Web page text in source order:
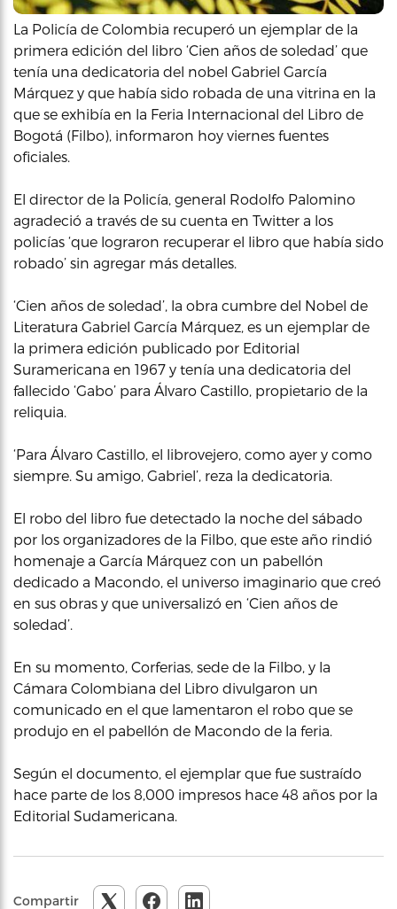
La Policía de Colombia recuperó un ejemplar de la
primera edición del libro ‘Cien años de soledad’ que
tenía una dedicatoria del nobel Gabriel García
Márquez y que había sido robada de una vitrina en la
que se exhibía en la Feria Internacional del Libro de
Bogotá (Filbo), informaron hoy viernes fuentes
oficiales.
El director de la Policía, general Rodolfo Palomino
agradeció a través de su cuenta en Twitter a los
policías ‘que lograron recuperar el libro que había sido
robado’ sin agregar más detalles.
‘Cien años de soledad’, la obra cumbre del Nobel de
Literatura Gabriel García Márquez, es un ejemplar de
la primera edición publicado por Editorial
Suramericana en 1967 y tenía una dedicatoria del
fallecido ‘Gabo’ para Álvaro Castillo, propietario de la
reliquia.
‘Para Álvaro Castillo, el librovejero, como ayer y como
siempre. Su amigo, Gabriel’, reza la dedicatoria.
El robo del libro fue detectado la noche del sábado
por los organizadores de la Filbo, que este año rindió
homenaje a García Márquez con un pabellón
dedicado a Macondo, el universo imaginario que creó
en sus obras y que universalizó en ‘Cien años de
soledad’.
En su momento, Corferias, sede de la Filbo, y la
Cámara Colombiana del Libro divulgaron un
comunicado en el que lamentaron el robo que se
produjo en el pabellón de Macondo de la feria.
Según el documento, el ejemplar que fue sustraído
hace parte de los 8,000 impresos hace 48 años por la
Editorial Sudamericana.
Compartir